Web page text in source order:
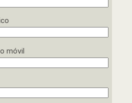
Excel, Access y
(IFCT0023)
móvil